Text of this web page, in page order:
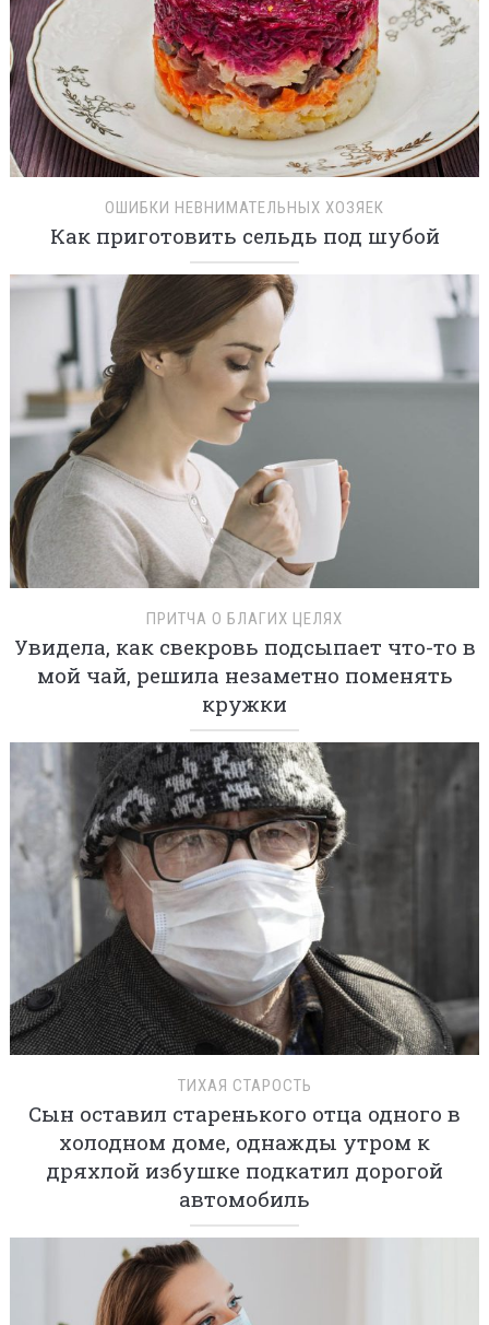
ОШИБКИ НЕВНИМАТЕЛЬНЫХ ХОЗЯЕК
Как приготовить сельдь под шубой
ПРИТЧА О БЛАГИХ ЦЕЛЯХ
Увидела, как свекровь подсыпает что-то в
мой чай, решила незаметно поменять
кружки
ТИХАЯ СТАРОСТЬ
Сын оставил старенького отца одного в
холодном доме, однажды утром к
дряхлой избушке подкатил дорогой
автомобиль